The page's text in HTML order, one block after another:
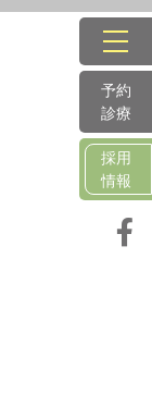
予約
診療
採用
情報